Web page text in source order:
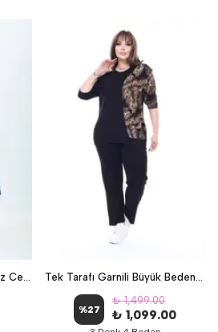
Büyük Beden V Yaka Kolsuz Cepli Elbise - OKYANUS Tek Tarafı Garnili Büyük Beden Kapri İkili Takım - VARAKLI
%27
₺ 1,499.00
₺ 1,099.00